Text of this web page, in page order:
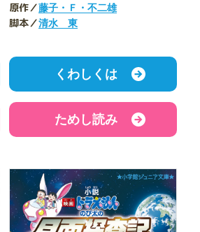
原作／藤子・Ｆ・不二雄
脚本／清水 東
くわしくは
ためし読み